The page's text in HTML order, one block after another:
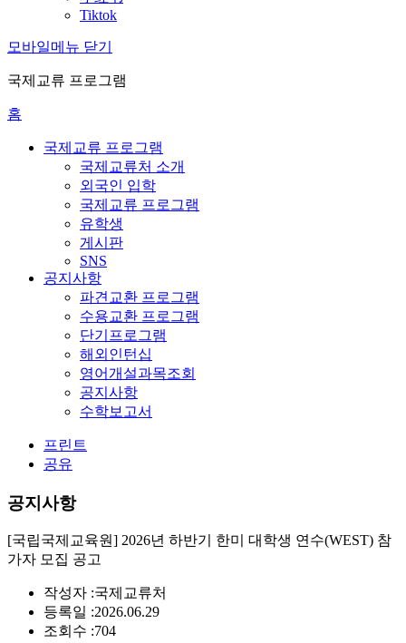
Tiktok
모바일메뉴 닫기
국제교류 프로그램
홈
국제교류 프로그램
국제교류처 소개
외국인 입학
국제교류 프로그램
유학생
게시판
SNS
공지사항
파견교환 프로그램
수용교환 프로그램
단기프로그램
해외인턴십
영어개설과목조회
공지사항
수학보고서
프린트
공유
공지사항
[국립국제교육원] 2026년 하반기 한미 대학생 연수(WEST) 참
가자 모집 공고
작성자 :국제교류처
등록일 :2026.06.29
조회수 :704